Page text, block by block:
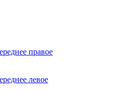
правое
левое